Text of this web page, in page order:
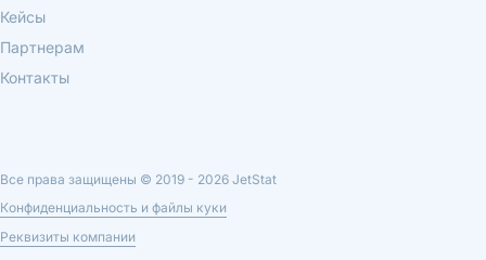
Кейсы
Партнерам
Контакты
Все права защищены © 2019 - 2026 JetStat
Конфиденциальность и файлы куки
Реквизиты компании